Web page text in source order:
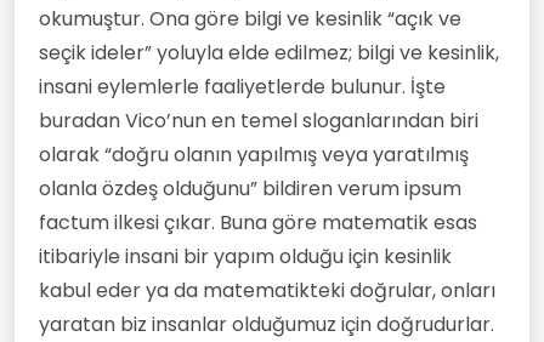
okumuştur. Ona göre bilgi ve kesinlik “açık ve
seçik ideler” yoluyla elde edilmez; bilgi ve kesinlik,
insani eylemlerle faaliyetlerde bulunur. İşte
buradan Vico’nun en temel sloganlarından biri
olarak “doğru olanın yapılmış veya yaratılmış
olanla özdeş olduğunu” bildiren verum ipsum
factum ilkesi çıkar. Buna göre matematik esas
itibariyle insani bir yapım olduğu için kesinlik
kabul eder ya da matematikteki doğrular, onları
yaratan biz insanlar olduğumuz için doğrudurlar.